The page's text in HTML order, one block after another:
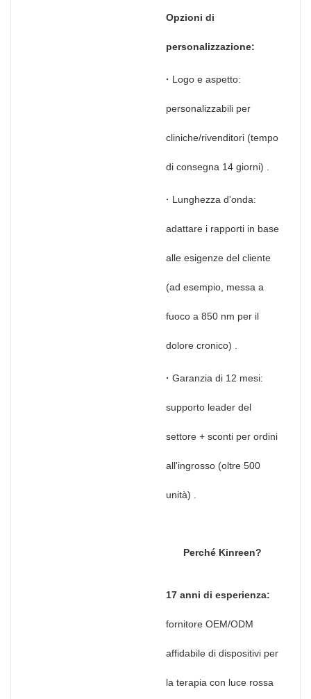
Opzioni di
personalizzazione:
· Logo e aspetto:
personalizzabili per
cliniche/rivenditori (tempo
di consegna 14 giorni)
· Lunghezza d'onda:
adattare i rapporti in base
alle esigenze del cliente
(ad esempio, messa a
fuoco a 850 nm per il
dolore cronico)
· Garanzia di 12 mesi:
supporto leader del
settore + sconti per ordini
all'ingrosso (oltre 500
unità)
Perché Kinreen?
17 anni di esperienza:
fornitore OEM/ODM
affidabile di dispositivi per
la terapia con luce rossa